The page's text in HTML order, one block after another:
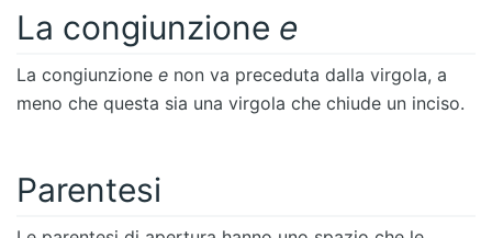
La congiunzione e
La congiunzione e non va preceduta dalla virgola, a
meno che questa sia una virgola che chiude un inciso.
Parentesi